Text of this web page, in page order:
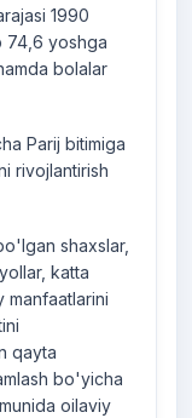
1990
74,6 yoshga
bolalar
Parij bitimiga
rivojlantirish
shaxslar,
katta
manfaatlarini
qayta
bo'yicha
oilaviy